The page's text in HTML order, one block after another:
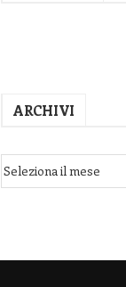
ARCHIVI